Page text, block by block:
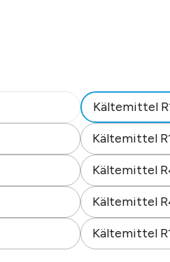
und Feuchtekompensiert.
24 VDC.
-20 bis 40 °C.
%RH nicht kondensierend.
(B x H x T),
54.
Gasdichte: >2,0.
nicht verfügbar.)
Kältemittel
Kältemittel
Kältemittel
Kältemittel
Kältemittel